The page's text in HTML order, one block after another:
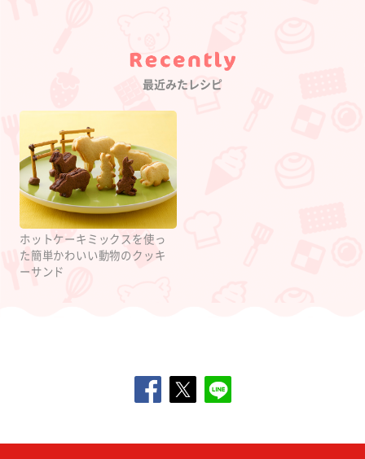
Category
最近みたレシピ
ホットケーキミックスを使っ
た簡単かわいい動物のクッキ
ーサンド